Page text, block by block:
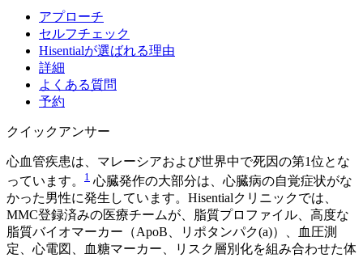
アプローチ
セルフチェック
Hisentialが選ばれる理由
詳細
よくある質問
予約
クイックアンサー
心血管疾患は、マレーシアおよび世界中で死因の第1位とな
っています。
1 心臓発作の大部分は、心臓病の自覚症状がな
かった男性に発生しています。Hisentialクリニックでは、
MMC登録済みの医療チームが、脂質プロファイル、高度な
脂質バイオマーカー（ApoB、リポタンパク(a)）、血圧測
定、心電図、血糖マーカー、リスク層別化を組み合わせた体